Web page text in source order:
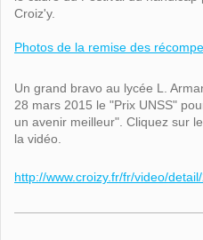
Croiz'y.
Photos de la remise des
Un grand bravo au lycée L.
28 mars 2015 le "Prix UNSS"
un avenir meilleur". Cliquez sur
la vidéo.
http://www.croizy.fr/fr/video/